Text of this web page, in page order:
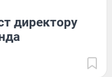
директору